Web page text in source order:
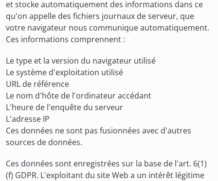
et stocke automatiquement des informations dans ce
qu'on appelle des fichiers journaux de serveur, que
votre navigateur nous communique automatiquement.
Ces informations comprennent :
Le type et la version du navigateur utilisé
Le système d'exploitation utilisé
URL de référence
Le nom d'hôte de l'ordinateur accédant
L'heure de l'enquête du serveur
L'adresse IP
Ces données ne sont pas fusionnées avec d'autres
sources de données.
Ces données sont enregistrées sur la base de l'art. 6(1)
(f) GDPR. L'exploitant du site Web a un intérêt légitime